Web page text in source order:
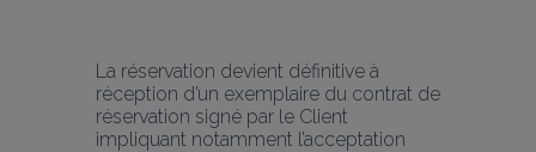
La réservation devient définitive à
réception d’un exemplaire du contrat de
réservation signé par le Client
impliquant notamment l’acceptation